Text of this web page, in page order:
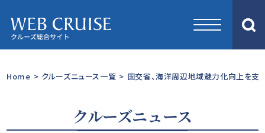
Home > クルーズニュース一覧 > 国交省、海洋周辺地域魅力化向上を支
クルーズニュース